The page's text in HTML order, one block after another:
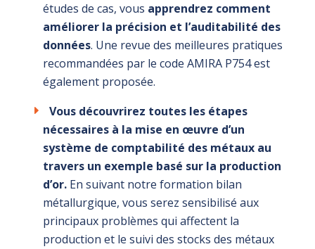
études de cas, vous apprendrez comment
améliorer la précision et l’auditabilité des
données. Une revue des meilleures pratiques
recommandées par le code AMIRA P754 est
également proposée.
Vous découvrirez toutes les étapes
nécessaires à la mise en œuvre d’un
système de comptabilité des métaux au
travers un exemple basé sur la production
d’or.En suivant notre formation bilan
métallurgique, vous serez sensibilisé aux
principaux problèmes qui affectent la
production et le suivi des stocks des métaux